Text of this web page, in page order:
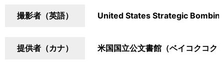
撮影者（英語） United States Strategic
提供者（カナ） 米国国立公文書館（ベイコクコク